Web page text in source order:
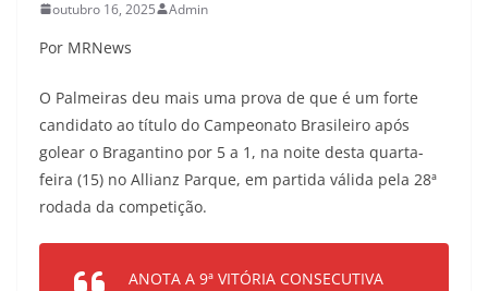
outubro 16, 2025 Admin
Por MRNews
O Palmeiras deu mais uma prova de que é um forte
candidato ao título do Campeonato Brasileiro após
golear o Bragantino por 5 a 1, na noite desta quarta-
feira (15) no Allianz Parque, em partida válida pela 28ª
rodada da competição.
ANOTA A 9ª VITÓRIA CONSECUTIVA